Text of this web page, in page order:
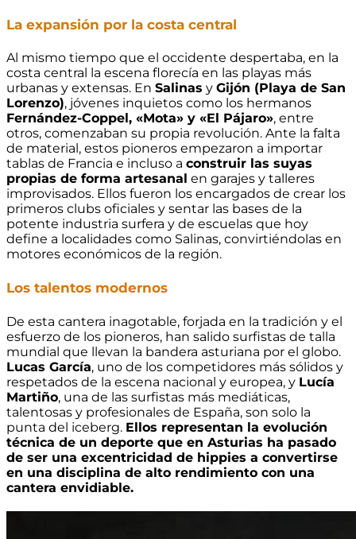
La expansión por la costa central
Al mismo tiempo que el occidente despertaba, en la
costa central la escena florecía en las playas más
urbanas y extensas. En Salinas y Gijón (Playa de San
Lorenzo), jóvenes inquietos como los hermanos
Fernández-Coppel, «Mota» y «El Pájaro», entre
otros, comenzaban su propia revolución. Ante la falta
de material, estos pioneros empezaron a importar
tablas de Francia e incluso a construir las suyas
propias de forma artesanal en garajes y talleres
improvisados. Ellos fueron los encargados de crear los
primeros clubs oficiales y sentar las bases de la
potente industria surfera y de escuelas que hoy
define a localidades como Salinas, convirtiéndolas en
motores económicos de la región.
Los talentos modernos
De esta cantera inagotable, forjada en la tradición y el
esfuerzo de los pioneros, han salido surfistas de talla
mundial que llevan la bandera asturiana por el globo.
Lucas García, uno de los competidores más sólidos y
respetados de la escena nacional y europea, y Lucía
Martiño, una de las surfistas más mediáticas,
talentosas y profesionales de España, son solo la
punta del iceberg. Ellos representan la evolución
técnica de un deporte que en Asturias ha pasado
de ser una excentricidad de hippies a convertirse
en una disciplina de alto rendimiento con una
cantera envidiable.